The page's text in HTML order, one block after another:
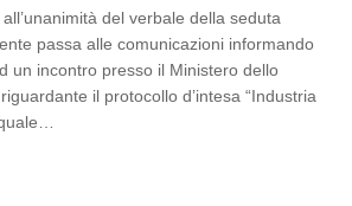
del verbale della seduta
passa alle comunicazioni informando
un incontro presso il Ministero dello
il protocollo d’intesa “Industria